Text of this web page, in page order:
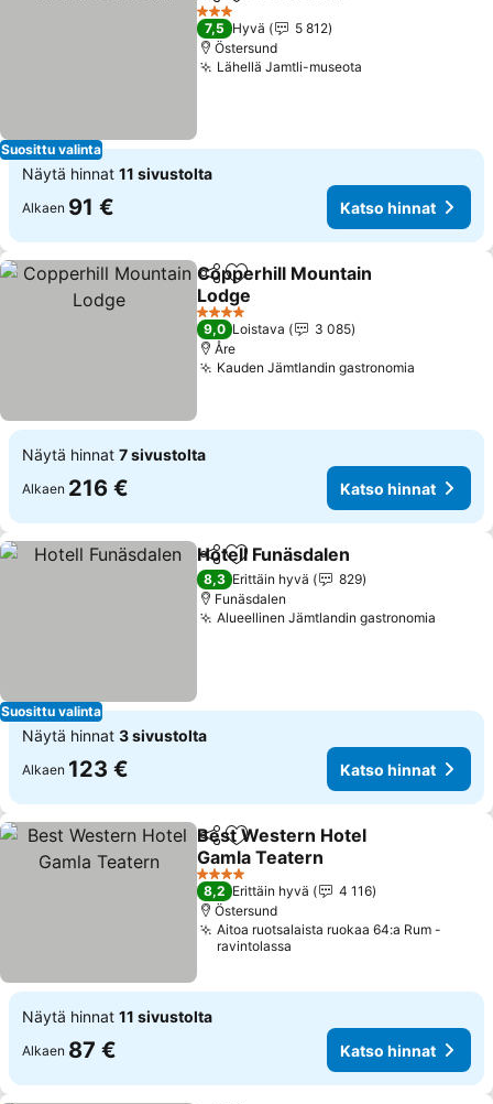
Suosittu valinta
3 Tähtiluokitus
7,5 Hyvä
5 812
Östersund
Lähellä Jamtli-museota
Näytä hinnat 11 sivustolta
Alkaen 91 € Katso hinnat
Jaa Lisää suosikkeihin
Copperhill Mountain
Lodge
4 Tähtiluokitus
9,0 Loistava
3 085
Åre
Kauden Jämtlandin gastronomia
Näytä hinnat 7 sivustolta
Alkaen 216 € Katso hinnat
Suosittu valinta
Jaa Lisää suosikkeihin
Hotell Funäsdalen
8,3 Erittäin hyvä
829
Funäsdalen
Alueellinen Jämtlandin gastronomia
Näytä hinnat 3 sivustolta
Alkaen 123 € Katso hinnat
Jaa Lisää suosikkeihin
Best Western Hotel
Gamla Teatern
4 Tähtiluokitus
8,2 Erittäin hyvä
4 116
Östersund
Aitoa ruotsalaista ruokaa 64:a Rum -
ravintolassa
Näytä hinnat 11 sivustolta
Alkaen 87 € Katso hinnat